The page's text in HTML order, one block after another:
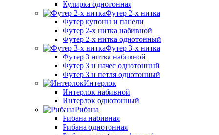
Кулирка однотонная
Футер 2-х нитка
Футер купоны и панели
Футер 2-х нитка набивной
Футер 2-х нитка однотонный
Футер 3-х нитка
Футер 3 нитка набивной
Футер 3 н начес однотонный
Футер 3 н петля однотонный
Интерлок
Интерлок набивной
Интерлок однотонный
Рибана
Рибана набивная
Рибана однотонная